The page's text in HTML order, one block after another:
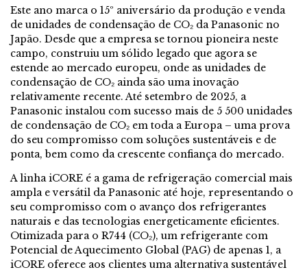
Este ano marca o 15º aniversário da produção e venda
de unidades de condensação de CO₂ da Panasonic no
Japão. Desde que a empresa se tornou pioneira neste
campo, construiu um sólido legado que agora se
estende ao mercado europeu, onde as unidades de
condensação de CO₂ ainda são uma inovação
relativamente recente. Até setembro de 2025, a
Panasonic instalou com sucesso mais de 5 500 unidades
de condensação de CO₂ em toda a Europa – uma prova
do seu compromisso com soluções sustentáveis e de
ponta, bem como da crescente confiança do mercado.
A linha iCORE é a gama de refrigeração comercial mais
ampla e versátil da Panasonic até hoje, representando o
seu compromisso com o avanço dos refrigerantes
naturais e das tecnologias energeticamente eficientes.
Otimizada para o R744 (CO₂), um refrigerante com
Potencial de Aquecimento Global (PAG) de apenas 1, a
iCORE oferece aos clientes uma alternativa sustentável